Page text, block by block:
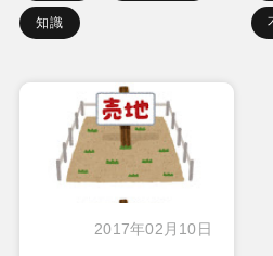
知識
2017年02月10日